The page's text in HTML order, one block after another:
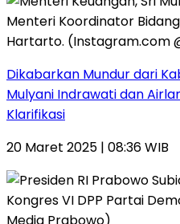
Dikabarkan Mundur dari
Mulyani Indrawati dan
Klarifikasi
20 Maret 2025 | 08:36 WIB